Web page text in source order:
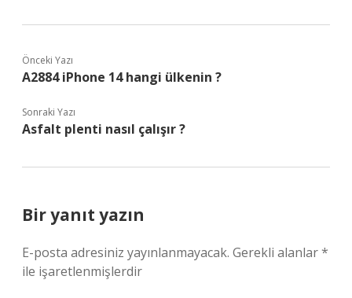
Önceki Yazı
A2884 iPhone 14 hangi ülkenin ?
Sonraki Yazı
Asfalt plenti nasıl çalışır ?
Bir yanıt yazın
E-posta adresiniz yayınlanmayacak. Gerekli alanlar*
ile işaretlenmişlerdir